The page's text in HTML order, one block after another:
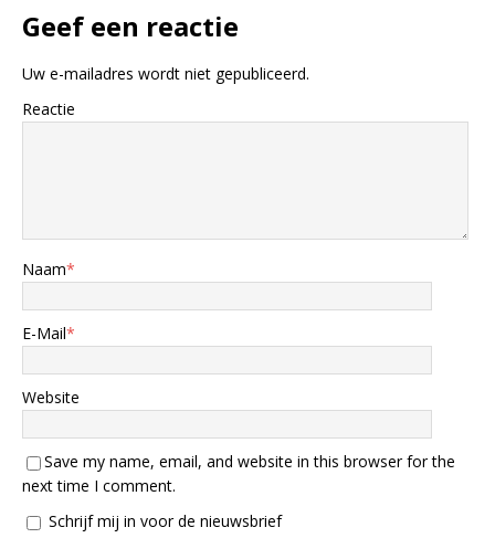
Geef een reactie
Uw e-mailadres wordt niet gepubliceerd.
Reactie
Naam*
E-Mail*
Website
Save my name, email, and website in this browser for the
next time I comment.
Schrijf mij in voor de nieuwsbrief